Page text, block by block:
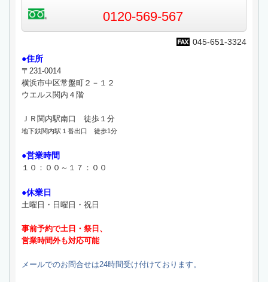
0120-569-567
045-651-3324
●住所
〒231-0014
横浜市中区常盤町２－１２
ウエルス関内４階
ＪＲ関内駅南口 徒歩１分
地下鉄関内駅１番出口 徒歩1分
●営業時間
１０：００～１７：００
●休業日
土曜日・日曜日・祝日
事前予約で土日・祭日、
営業時間外も対応可能
メールでのお問合せは24時間受け付けております。